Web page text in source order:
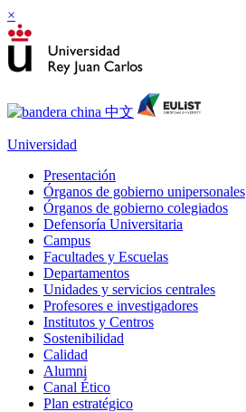
×
Universidad
Presentación
Órganos de gobierno unipersonales
Órganos de gobierno colegiados
Defensoría Universitaria
Campus
Facultades y Escuelas
Departamentos
Unidades y servicios centrales
Profesores e investigadores
Institutos y Centros
Sostenibilidad
Calidad
Alumni
Canal Ético
Plan estratégico